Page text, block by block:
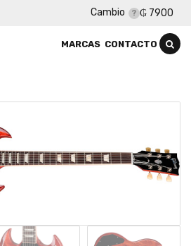
Cambio ₲ 7900
MARCAS CONTACTO